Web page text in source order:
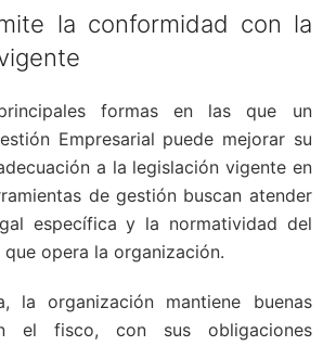
la conformidad con la
formas en las que un
Empresarial puede mejorar su
a la legislación vigente en
de gestión buscan atender
específica y la normatividad del
opera la organización.
la organización mantiene buenas
el fisco, con sus obligaciones